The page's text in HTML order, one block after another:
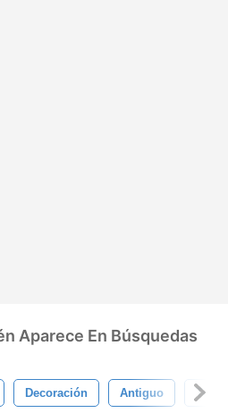
Aparece En Búsquedas
Decoración Antiguo